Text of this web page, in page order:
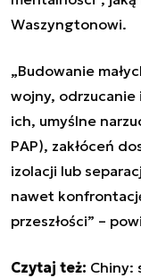
Waszyngtonowi.
„Budowanie
wojny, odrzucanie
ich, umyślne
PAP), zakłóceń
izolacji lub
nawet
przeszłości” –
Czytaj też: Chiny: